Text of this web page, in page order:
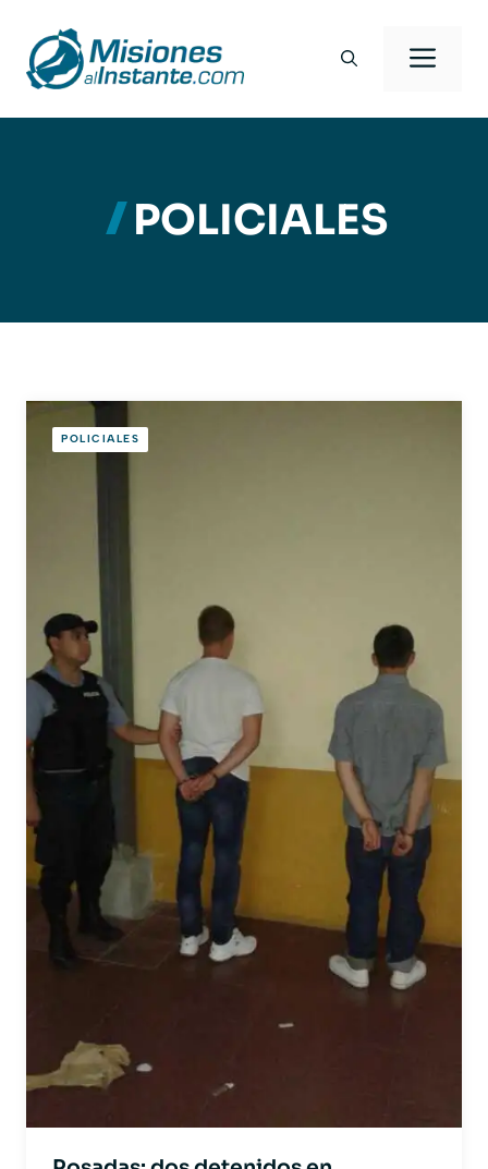
contenido
POLICIALES
POLICIALES